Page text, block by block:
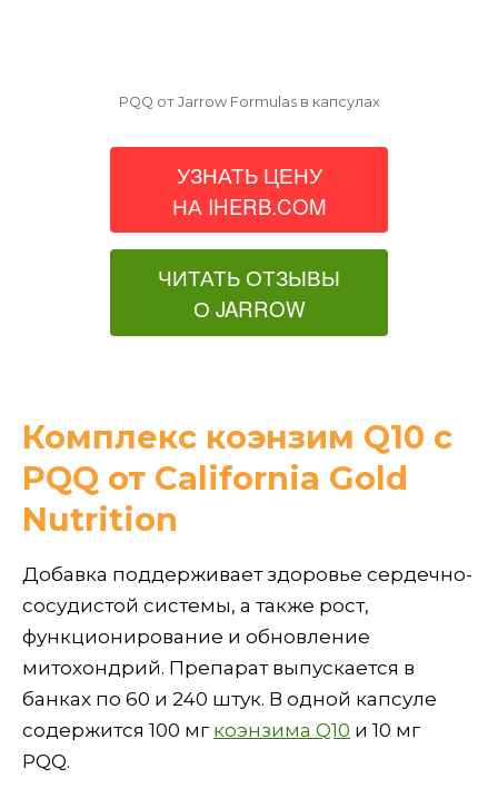
PQQ от Jarrow Formulas в капсулах
УЗНАТЬ ЦЕНУ
НА IHERB.COM
ЧИТАТЬ ОТЗЫВЫ
О JARROW
Комплекс коэнзим Q10 с
PQQ от California Gold
Nutrition
Добавка поддерживает здоровье сердечно-
сосудистой системы, а также рост,
функционирование и обновление
митохондрий. Препарат выпускается в
банках по 60 и 240 штук. В одной капсуле
содержится 100 мг коэнзима Q10 и 10 мг
PQQ.